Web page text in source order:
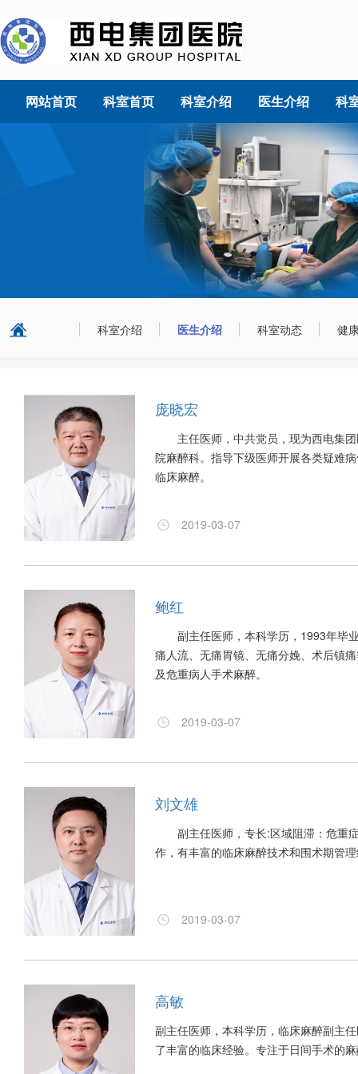
网站首页 科室首页 科室介绍 医生介绍 科
科室介绍 医生介绍 科室动态 健
庞晓宏
主任医师，中共党员，现为西电集团
院麻醉科。指导下级医师开展各类疑难
临床麻醉。
2019-03-07
鲍红
副主任医师，本科学历，1993年毕业
痛人流、无痛胃镜、无痛分娩、术后镇
及危重病人手术麻醉。
2019-03-07
刘文雄
副主任医师，专长:区域阻滞：危重症
作，有丰富的临床麻醉技术和围术期管
2019-03-07
高敏
副主任医师，本科学历，临床麻醉副主
了丰富的临床经验。专注于日间手术的